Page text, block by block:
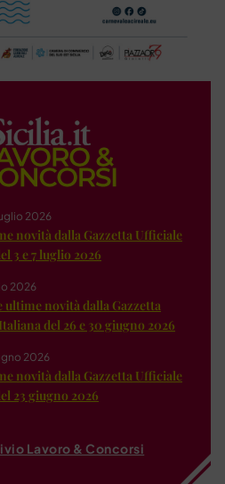
2026
novità dalla Gazzetta Ufficiale
3 e 7 luglio 2026
2026
ultime novità dalla Gazzetta
del 26 e 30 giugno 2026
2026
novità dalla Gazzetta Ufficiale
23 giugno 2026
Lavoro & Concorsi